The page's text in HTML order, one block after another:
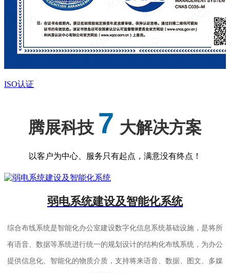
ISO认证
腾展科技 7 大解决方案
以客户为中心、服务只有起点，满意没有终点！
弱电系统建设及智能化系统
综合布线系统是智能化办公室建设数字化信息系统基础设施，是将所
有语音、数据等系统进行统一的规划设计的结构化布线系统，为办公
提供信息化、智能化的物质介质，支持将来语音、数据、图文、多媒